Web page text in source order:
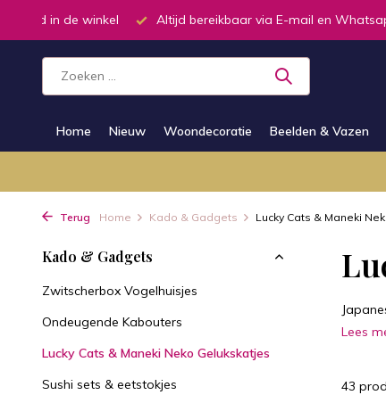
via E-mail en Whatsapp Telefonisch dagelijks van 9.00 tot
Home Nieuw Woondecoratie Beelden & Vazen
Terug Home Kado & Gadgets Lucky Cats & Maneki
Kado & Gadgets
Zwitscherbox Vogelhuisjes
Ondeugende Kabouters
Lucky Cats & Maneki Neko Gelukskatjes
Sushi sets & eetstokjes
Lees
43